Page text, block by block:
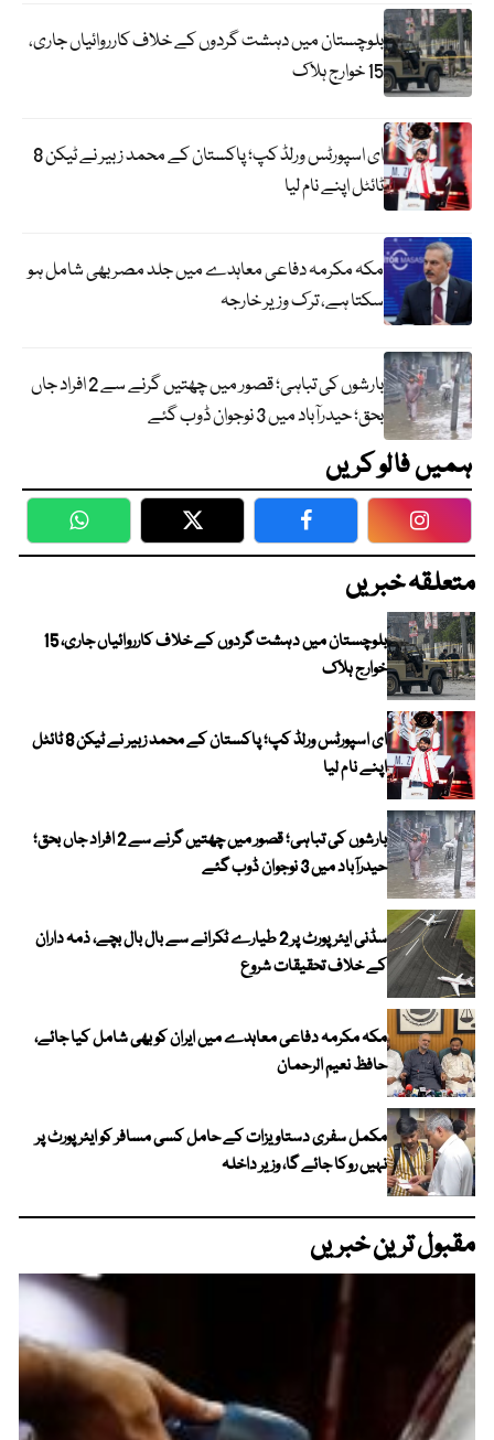
بلوچستان میں دہشت گردوں کے خلاف کارروائیاں جاری،
15 خوارج ہلاک
ای اسپورٹس ورلڈ کپ؛ پاکستان کے محمد زبیر نے ٹیکن 8
ٹائٹل اپنے نام لیا
مکہ مکرمہ دفاعی معاہدے میں جلد مصر بھی شامل ہو
سکتا ہے، ترک وزیر خارجہ
بارشوں کی تباہی؛ قصور میں چھتیں گرنے سے 2 افراد جاں
بحق؛ حیدرآباد میں 3 نوجوان ڈوب گئے
ہمیں فالو کریں
WhatsApp Twitter Facebook
متعلقہ خبریں
بلوچستان میں دہشت گردوں کے خلاف کارروائیاں جاری، 15
خوارج ہلاک
ای اسپورٹس ورلڈ کپ؛ پاکستان کے محمد زبیر نے ٹیکن 8 ٹائٹل
اپنے نام لیا
بارشوں کی تباہی؛ قصور میں چھتیں گرنے سے 2 افراد جاں بحق؛
حیدرآباد میں 3 نوجوان ڈوب گئے
سڈنی ایئرپورٹ پر 2 طیارے ٹکرانے سے بال بال بچے، ذمہ داران
کے خلاف تحقیقات شروع
مکہ مکرمہ دفاعی معاہدے میں ایران کو بھی شامل کیا جائے،
حافظ نعیم الرحمان
مکمل سفری دستاویزات کے حامل کسی مسافر کو ایئرپورٹ پر
نہیں روکا جائے گا، وزیر داخلہ
مقبول ترین خبریں